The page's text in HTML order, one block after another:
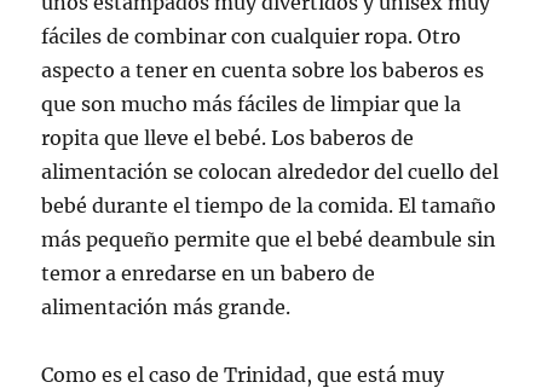
fáciles de combinar con cualquier ropa. Otro
aspecto a tener en cuenta sobre los baberos es
que son mucho más fáciles de limpiar que la
ropita que lleve el bebé. Los baberos de
alimentación se colocan alrededor del cuello del
bebé durante el tiempo de la comida. El tamaño
más pequeño permite que el bebé deambule sin
temor a enredarse en un babero de
alimentación más grande.
Como es el caso de Trinidad, que está muy